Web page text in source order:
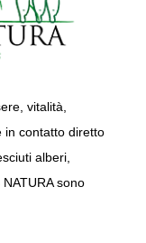
vitalità,
in contatto diretto
alberi,
sono